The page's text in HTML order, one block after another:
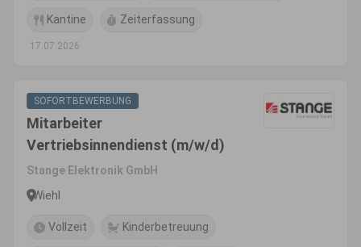
Kantine Zeiterfassung
17.07.2026
SOFORTBEWERBUNG
Mitarbeiter
Vertriebsinnendienst (m/w/d)
Stange Elektronik GmbH
Wiehl
Vollzeit Kinderbetreuung